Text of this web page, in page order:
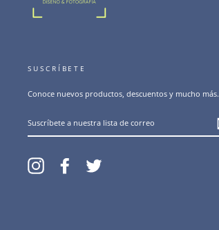
SUSCRÍBETE
Conoce nuevos productos, descuentos y mucho más.
A
CORREOInstagram Facebook